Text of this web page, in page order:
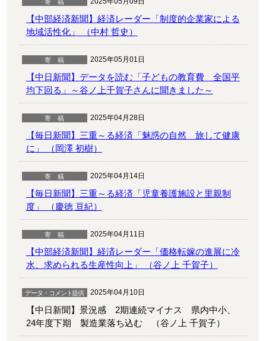
【中部経済新聞】経済レーダー「制度的企業家による
地域活性化」 （中村 哲史）
2025年05月01日
【中日新聞】データを読む「子どもの教育費 全国平
均下回る」～谷ノ上千賀子さんに聞きました～
2025年04月28日
【毎日新聞】三重～る経済「魅惑の自然 旅して健康
に」 （岡澤 初樹）
2025年04月14日
【毎日新聞】三重～る経済「児童養護施設と里親制
度」 （慶徳 亘紀）
2025年04月11日
【中部経済新聞】経済レーダー「価格転嫁の進展に冷
水、求められる生産性向上」 （谷ノ上 千賀子）
2025年04月10日
【中日新聞】景況感 2期連続マイナス 県内中小、
24年度下期 製造業落ち込む （谷ノ上 千賀子）